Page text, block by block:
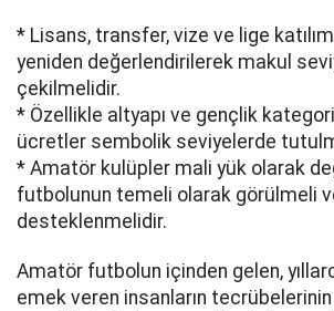
* Lisans, transfer, vize ve lige
yeniden değerlendirilerek makul
çekilmelidir.
* Özellikle altyapı ve gençlik
ücretler sembolik seviyelerde
* Amatör kulüpler mali yük olarak
futbolunun temeli olarak görülmeli
desteklenmelidir.
Amatör futbolun içinden gelen,
emek veren insanların tecrübelerinin